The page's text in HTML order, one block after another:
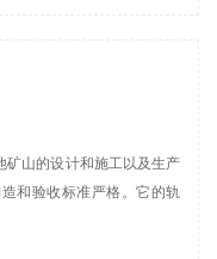
山的设计和施工以及生产
和验收标准严格。它的轨